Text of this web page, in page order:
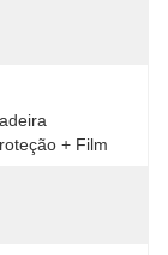
+ Film